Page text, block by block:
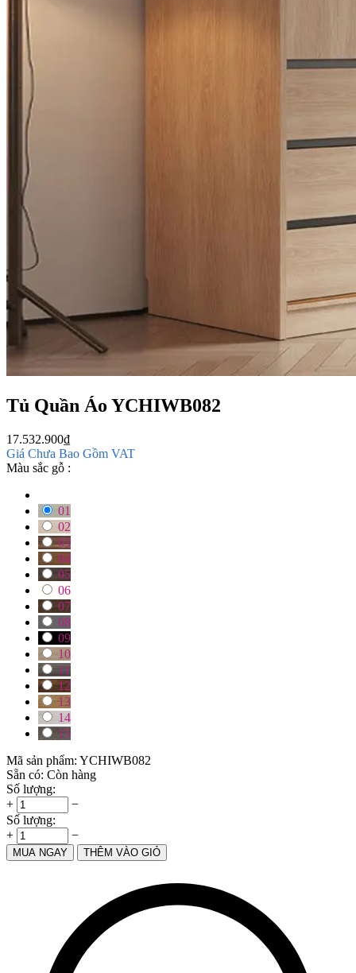
Tủ Quần Áo YCHIWB082
17.532.900₫
Giá Chưa Bao Gồm VAT
Màu sắc gỗ :
01
02
03
04
05
06
07
08
09
10
11
12
13
14
15
Mã sản phẩm: YCHIWB082
Sẵn có: Còn hàng
Số lượng:
+
−
Số lượng:
+
−
MUA NGAY THÊM VÀO GIỎ